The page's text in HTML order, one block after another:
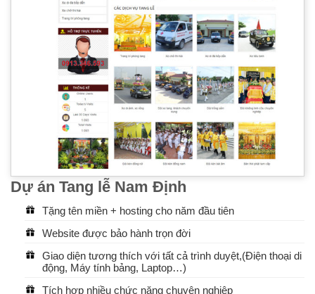
Dự án Tang lễ Nam Định
Tặng tên miền + hosting cho năm đầu tiên
Website được bảo hành trọn đời
Giao diện tương thích với tất cả trình duyệt,(Điện thoại di
động, Máy tính bảng, Laptop…)
Tích hợp nhiều chức năng chuyên nghiệp